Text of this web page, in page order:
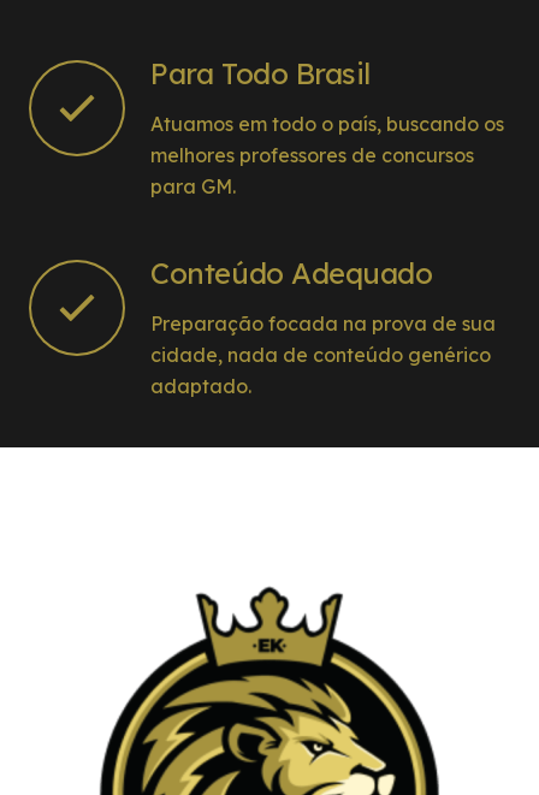
Para Todo Brasil
Atuamos em todo o país, buscando os
melhores professores de concursos
para GM.
Conteúdo Adequado
Preparação focada na prova de sua
cidade, nada de conteúdo genérico
adaptado.